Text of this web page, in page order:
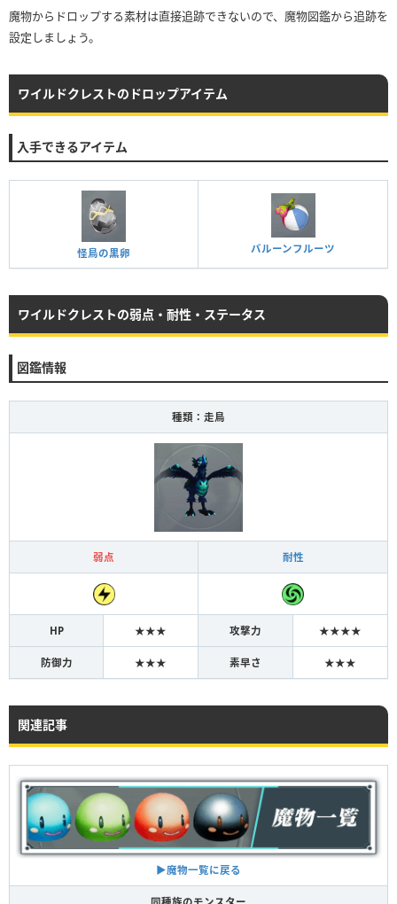
魔物からドロップする素材は直接追跡できないので、魔物図鑑から追跡を
設定しましょう。
ワイルドクレストのドロップアイテム
入手できるアイテム
怪鳥の黒卵 バルーンフルーツ
ワイルドクレストの弱点・耐性・ステータス
図鑑情報
種類：走鳥
弱点 耐性
HP ★★★ 攻撃力 ★★★★
防御力 ★★★ 素早さ ★★★
関連記事
▶︎魔物一覧に戻る